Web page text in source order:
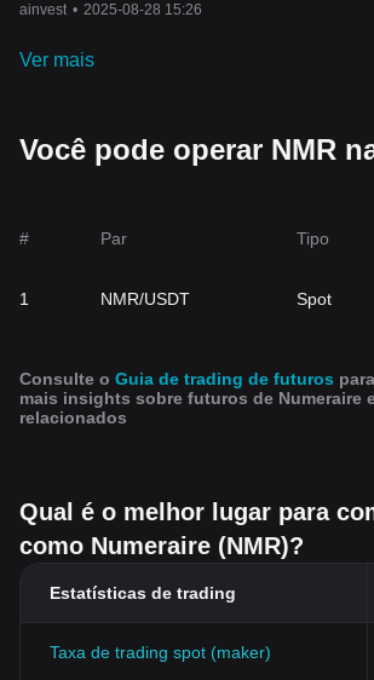
ainvest • 2025-08-28 15:26
Ver mais
Você pode operar NMR
# Par Tipo
1 NMR/USDT Spot
Consulte o Guia de trading de futuros
mais insights sobre futuros de Numeraire
relacionados
Qual é o melhor lugar para
como Numeraire (NMR)?
Estatísticas de trading
Taxa de trading spot (maker)